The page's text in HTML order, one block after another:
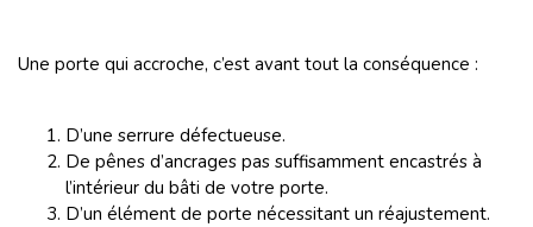
Une porte qui accroche, c’est avant tout la conséquence :
D’une serrure défectueuse.
De pênes d’ancrages pas suffisamment encastrés à
l’intérieur du bâti de votre porte.
D’un élément de porte nécessitant un réajustement.